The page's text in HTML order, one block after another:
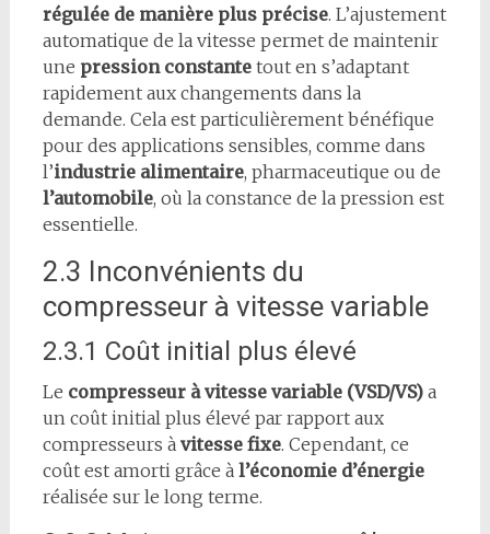
régulée de manière plus précise. L’ajustement
automatique de la vitesse permet de maintenir
une pression constantetout en s’adaptant
rapidement aux changements dans la
demande. Cela est particulièrement bénéfique
pour des applications sensibles, comme dans
l’industrie alimentaire, pharmaceutique ou de
l’automobile, où la constance de la pression est
essentielle.
2.3 Inconvénients du
compresseur à vitesse variable
2.3.1 Coût initial plus élevé
Le compresseur à vitesse variable (VSD/VS)a
un coût initial plus élevé par rapport aux
compresseurs à vitesse fixe. Cependant, ce
coût est amorti grâce à l’économie d’énergie
réalisée sur le long terme.